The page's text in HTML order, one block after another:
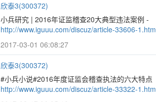
欣泰3(300372)
小兵研究 | 2016年证监稽查20大典型违法案例 -
http://www.iguuu.com/discuz/article-33606-
2017-03-01 06:08:27
欣泰3(300372)
#小兵小说#2016年度证监会稽查执法的六大特点
http://www.iguuu.com/discuz/article-33322-